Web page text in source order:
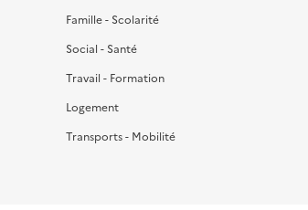
Famille - Scolarité
Social - Santé
Travail - Formation
Logement
Transports - Mobilité